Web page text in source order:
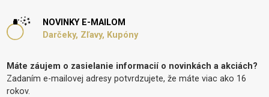
NOVINKY E-MAILOM
Darčeky, Zľavy, Kupóny
Máte záujem o zasielanie informacií o novinkách a akciách?
Zadaním e-mailovej adresy potvrdzujete, že máte viac ako 16
rokov.